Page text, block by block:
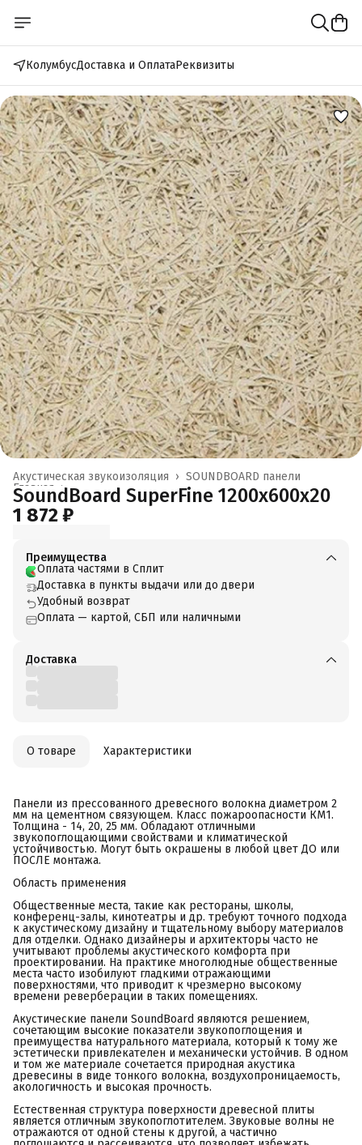
КолумбусДоставка и ОплатаРеквизиты
SOUNDBOARD панели
Акустическая звукоизоляция ›
Главная ›
SoundBoard SuperFine 1200x600x20
1 872 ₽
Преимущества
Оплата частями в Сплит
Доставка в пункты выдачи или до двери
Удобный возврат
Оплата — картой, СБП или наличными
Доставка
О товаре Характеристики
Панели из прессованного древесного волокна диаметром 2
мм на цементном связующем. Класс пожароопасности КМ1.
Толщина - 14, 20, 25 мм. Обладают отличными
звукопоглощающими свойствами и климатической
устойчивостью. Могут быть окрашены в любой цвет ДО или
ПОСЛЕ монтажа.
Область применения
Общественные места, такие как рестораны, школы,
конференц-залы, кинотеатры и др. требуют точного подхода
к акустическому дизайну и тщательному выбору материалов
для отделки. Однако дизайнеры и архитекторы часто не
учитывают проблемы акустического комфорта при
проектировании. На практике многолюдные общественные
места часто изобилуют гладкими отражающими
поверхностями, что приводит к чрезмерно высокому
времени реверберации в таких помещениях.
Акустические панели SoundBoard являются решением,
сочетающим высокие показатели звукопоглощения и
преимущества натурального материала, который к тому же
эстетически привлекателен и механически устойчив. В одном
и том же материале сочетается природная акустика
древесины в виде тонкого волокна, воздухопроницаемость,
акологичность и высокая прочность.
Естественная структура поверхности древесной плиты
является отличным звукопоглотителем. Звуковые волны не
отражаются от одной стены к другой, а частично